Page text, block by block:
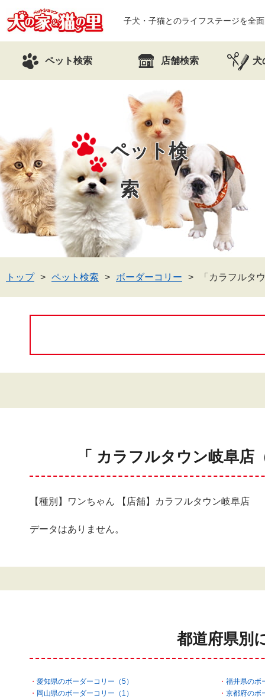
子犬・子猫とのライフステージを全
ペット検索 店舗検索 犬
ペット検
索
トップ ペット検索 ボーダーコリー 「カラフルタ
「 カラフルタウン岐阜
【種別】ワンちゃん 【店舗】カラフルタウン岐阜店
データはありません。
都道府県別
愛知県のボーダーコリー（5）
福井県のボ
岡山県のボーダーコリー（1）
京都府のボ